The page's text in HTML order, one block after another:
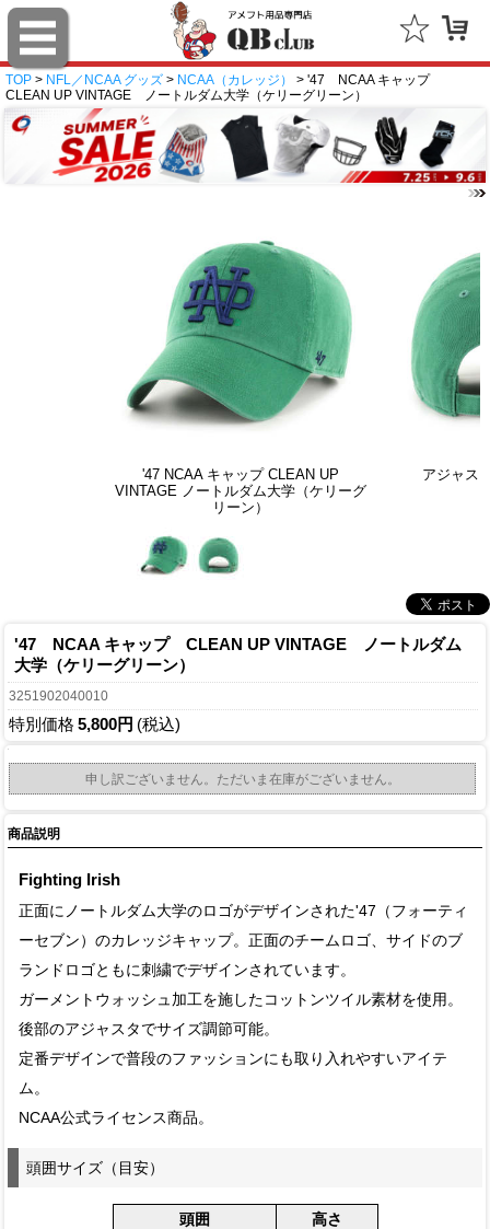
TOP > NFL／NCAA グッズ > NCAA（カレッジ）
> '47 NCAA キャップ
CLEAN UP VINTAGE ノートルダム大学（ケリーグリーン）
'47 NCAA キャップ CLEAN UP
VINTAGE ノートルダム大学（ケリーグ
リーン）
アジャス
'47 NCAA キャップ CLEAN UP VINTAGE ノートルダム
大学（ケリーグリーン）
3251902040010
特別価格 5,800円 (税込)
申し訳ございません。ただいま在庫がございません。
商品説明
Fighting Irish
正面にノートルダム大学のロゴがデザインされた'47（フォーティ
ーセブン）のカレッジキャップ。正面のチームロゴ、サイドのブ
ランドロゴともに刺繍でデザインされています。
ガーメントウォッシュ加工を施したコットンツイル素材を使用。
後部のアジャスタでサイズ調節可能。
定番デザインで普段のファッションにも取り入れやすいアイテ
ム。
NCAA公式ライセンス商品。
頭囲サイズ（目安）
頭囲
高さ